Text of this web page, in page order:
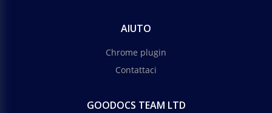
AIUTO
Chrome plugin
Contattaci
GOODOCS TEAM LTD